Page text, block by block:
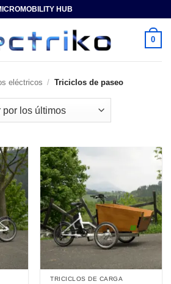
HUB
0
eléctricos / Triciclos de paseo
TRICICLOS DE CARGA